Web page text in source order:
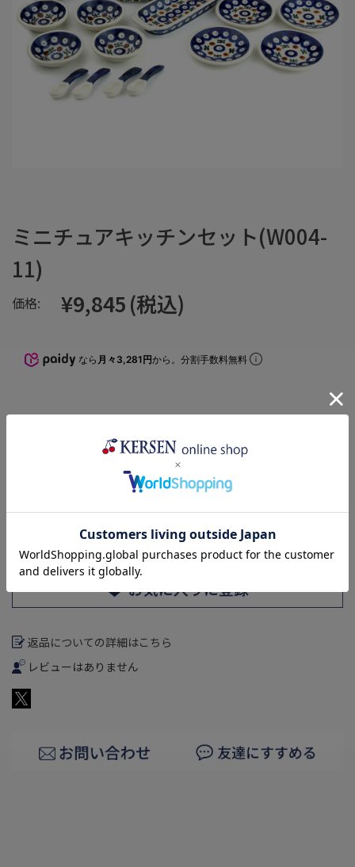
ミニチュアキッチンセット(W004-
11)
価格: ¥9,845(税込)
なら 月々3,281円から。分割手数料無料
返品についての詳細はこちら
レビューはありません